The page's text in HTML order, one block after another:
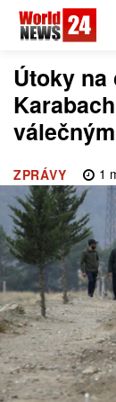
Útoky
ZPRÁVY 1